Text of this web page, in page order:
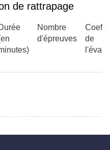
de rattrapage
Nombre
d'épreuves
de